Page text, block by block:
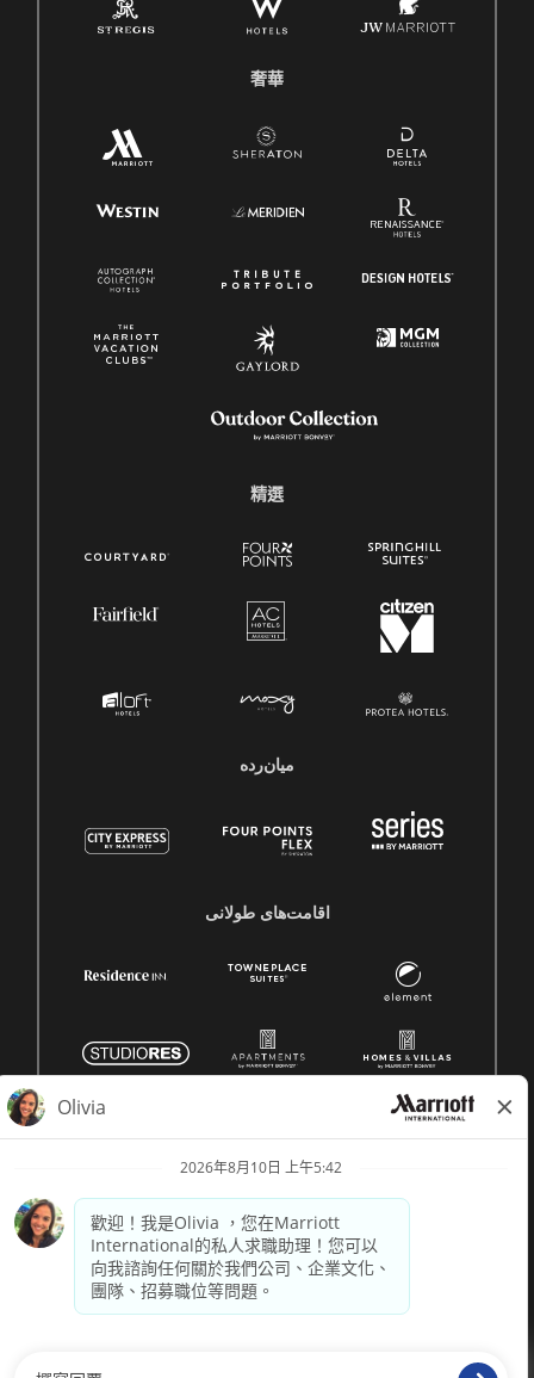
奢華
精選
میان‌رده
اقامت‌های طولانی
2026 萬豪國際集團保留所有權利。萬豪專有資訊